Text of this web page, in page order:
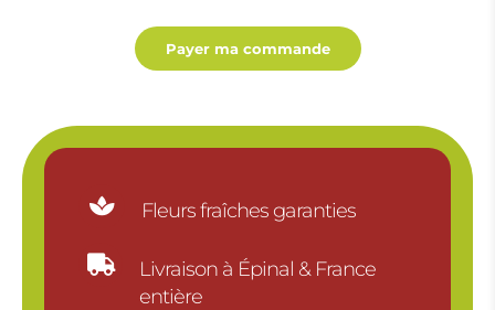
Payer ma commande
 Fleurs fraîches garanties

Livraison à Épinal & France
entière